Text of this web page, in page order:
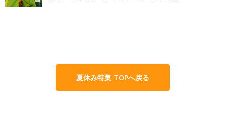
夏休み特集 TOPへ戻る